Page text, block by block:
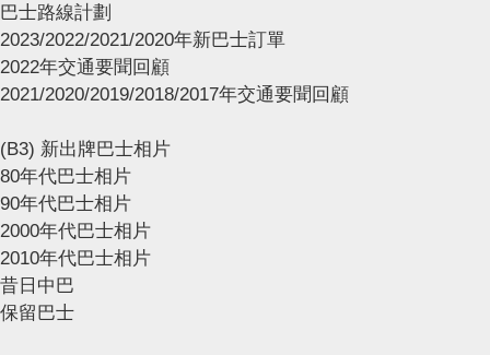
巴士路線計劃
2023/2022/2021/2020年新巴士訂單
2022年交通要聞回顧
2021/2020/2019/2018/2017年交通要聞回顧
(B3) 新出牌巴士相片
80年代巴士相片
90年代巴士相片
2000年代巴士相片
2010年代巴士相片
昔日中巴
保留巴士